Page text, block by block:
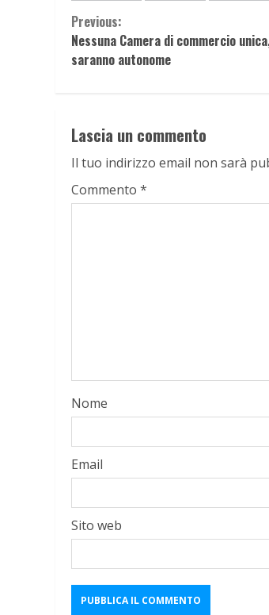
Continue
Reading
Previous:
Nessuna Camera di commercio
saranno autonome
Lascia un commento
Il tuo indirizzo email non sarà
Commento *
Nome
Email
Sito web